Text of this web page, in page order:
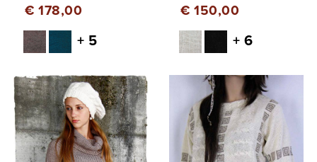
€ 178,00
+ 5
€ 150,00
+ 6